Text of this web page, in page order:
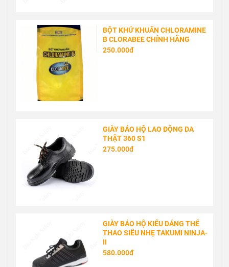
BỘT KHỬ KHUẨN CHLORAMINE
B CLORABEE CHÍNH HÃNG
250.000đ
GIÀY BẢO HỘ LAO ĐỘNG DA
THẬT 360 S1
275.000đ
GIÀY BẢO HỘ KIỂU DÁNG THỂ
THAO SIÊU NHẸ TAKUMI NINJA-
II
580.000đ